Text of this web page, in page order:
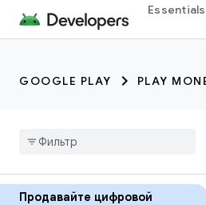
Essentials
GOOGLE PLAY PLAY
Продавайте цифровой